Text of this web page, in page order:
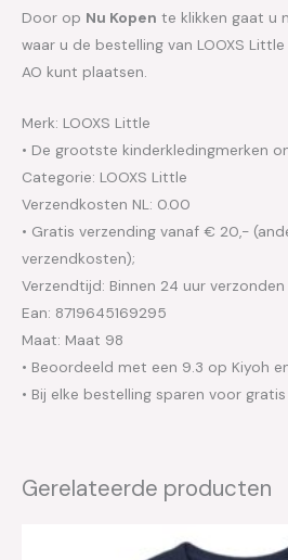
Door op Nu Kopen te klikken gaat u
waar u de bestelling van LOOXS
AO kunt plaatsen.
Merk: LOOXS Little
• De grootste kinderkledingmerken
Categorie: LOOXS Little
Verzendkosten NL: 0.00
• Gratis verzending vanaf € 20,-
verzendkosten);
Verzendtijd: Binnen 24 uur verzonden
Ean: 8719645169295
Maat: Maat 98
• Beoordeeld met een 9.3 op Kiyoh
• Bij elke bestelling sparen voor
Gerelateerde producten